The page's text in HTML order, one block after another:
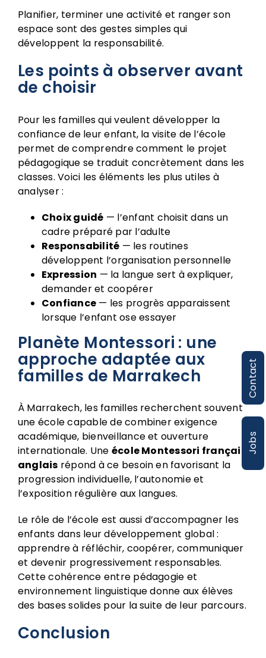
Planifier, terminer une activité et ranger son
espace sont des gestes simples qui
développent la responsabilité.
Les points à observer avant
de choisir
Pour les familles qui veulent développer la
confiance de leur enfant, la visite de l’école
permet de comprendre comment le projet
pédagogique se traduit concrètement dans les
classes. Voici les éléments les plus utiles à
analyser :
Choix guidé — l’enfant choisit dans un
cadre préparé par l’adulte
Responsabilité — les routines
développent l’organisation personnelle
Expression — la langue sert à expliquer,
demander et coopérer
Confiance — les progrès apparaissent
lorsque l’enfant ose essayer
Planète Montessori : une
approche adaptée aux
familles de Marrakech
À Marrakech, les familles recherchent souvent
une école capable de combiner exigence
académique, bienveillance et ouverture
internationale. Une école Montessori français
anglais répond à ce besoin en favorisant la
progression individuelle, l’autonomie et
l’exposition régulière aux langues.
Le rôle de l’école est aussi d’accompagner les
enfants dans leur développement global :
apprendre à réfléchir, coopérer, communiquer
et devenir progressivement responsables.
Cette cohérence entre pédagogie et
environnement linguistique donne aux élèves
des bases solides pour la suite de leur parcours.
Conclusion
Contact
Jobs